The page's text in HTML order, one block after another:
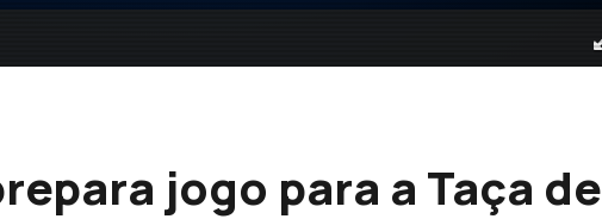
jogo para a Taça de